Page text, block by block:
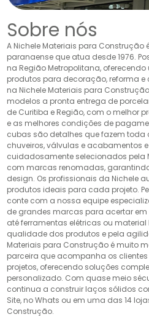
Sobre nós
A Nichele Materiais para
paranaense que atua desde 1976.
na Região Metropolitana,
produtos para decoração, reforma
na Nichele Materiais para
modelos a pronta entrega de
de Curitiba e Região, com o melhor
e as melhores condições de
cubas são detalhes que fazem toda
chuveiros, válvulas e acabamentos
cuidadosamente selecionados pela
com marcas renomadas,
design. Os profissionais da Nichele
produtos ideais para cada projeto.
conte com a nossa equipe
de grandes marcas para acertar em
até ferramentas elétricas ou material
qualidade dos produtos e pela
Materiais para Construção é muito
parceira que acompanha os
projetos, oferecendo soluções
personalizado. Com quase meio
continua a construir laços sólidos
Site, no Whats ou em uma das 14
Construção.